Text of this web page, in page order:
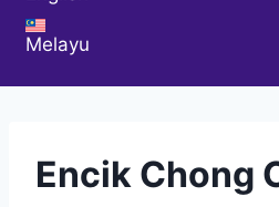
Melayu
Encik Chong